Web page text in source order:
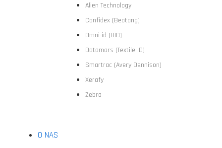
Alien Technology
Confidex (Beotang)
Omni-id (HID)
Datamars (Textile ID)
Smartrac (Avery Dennison)
Xerafy
Zebra
O NAS